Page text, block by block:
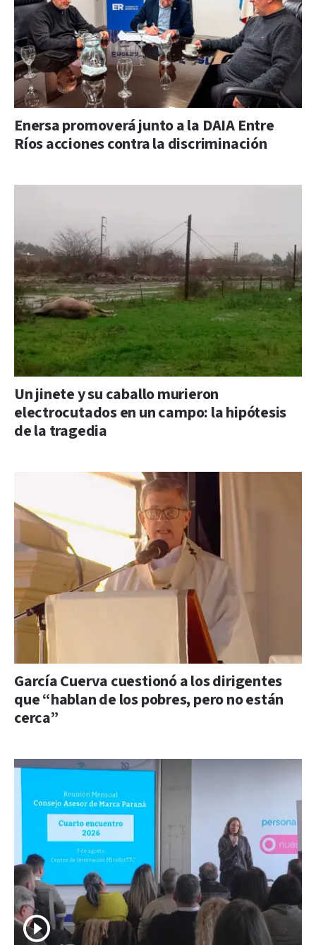
Enersa promoverá junto a la DAIA Entre
Ríos acciones contra la discriminación
Un jinete y su caballo murieron
electrocutados en un campo: la hipótesis
de la tragedia
García Cuerva cuestionó a los dirigentes
que “hablan de los pobres, pero no están
cerca”